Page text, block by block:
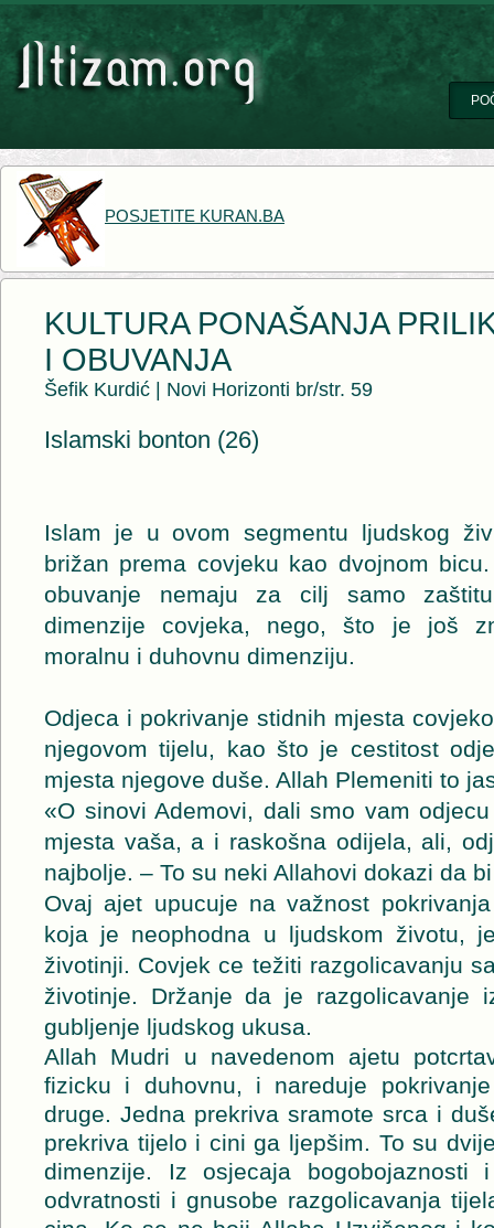
POSJETITE KURAN.BA
KULTURA PONAŠANJA
I OBUVANJA
Šefik Kurdić Novi Horizonti br/str. 59
Islamski bonton (26)
Islam je u ovom segmentu ljudskog
brižan prema covjeku kao dvojnom
obuvanje nemaju za cilj samo
dimenzije covjeka, nego, što je još
moralnu i duhovnu dimenziju.
Odjeca i pokrivanje stidnih mjesta
njegovom tijelu, kao što je cestitost
mjesta njegove duše. Allah Plemeniti to
«O sinovi Ademovi, dali smo vam
mjesta vaša, a i raskošna odijela, ali,
najbolje. – To su neki Allahovi dokazi da
Ovaj ajet upucuje na važnost
koja je neophodna u ljudskom životu,
životinji. Covjek ce težiti razgolicavanju
životinje. Držanje da je razgolicavanje
gubljenje ljudskog ukusa.
Allah Mudri u navedenom ajetu
fizicku i duhovnu, i nareduje
druge. Jedna prekriva sramote srca i
prekriva tijelo i cini ga ljepšim. To su
dimenzije. Iz osjecaja bogobojaznosti
odvratnosti i gnusobe razgolicavanja